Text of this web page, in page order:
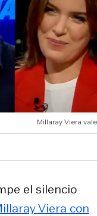
Millaray Viera vale
el silencio
Viera con